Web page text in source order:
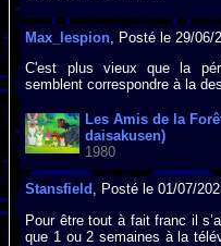
Max_lespion , Posté le 29/06/
C'est plus vieux que la
semblent correspondre à la
Les Amis de la
daisakusen)
1980
Stansfield , Posté le 01/07/
Pour être tout à fait franc il
que 1 ou 2 semaines à la